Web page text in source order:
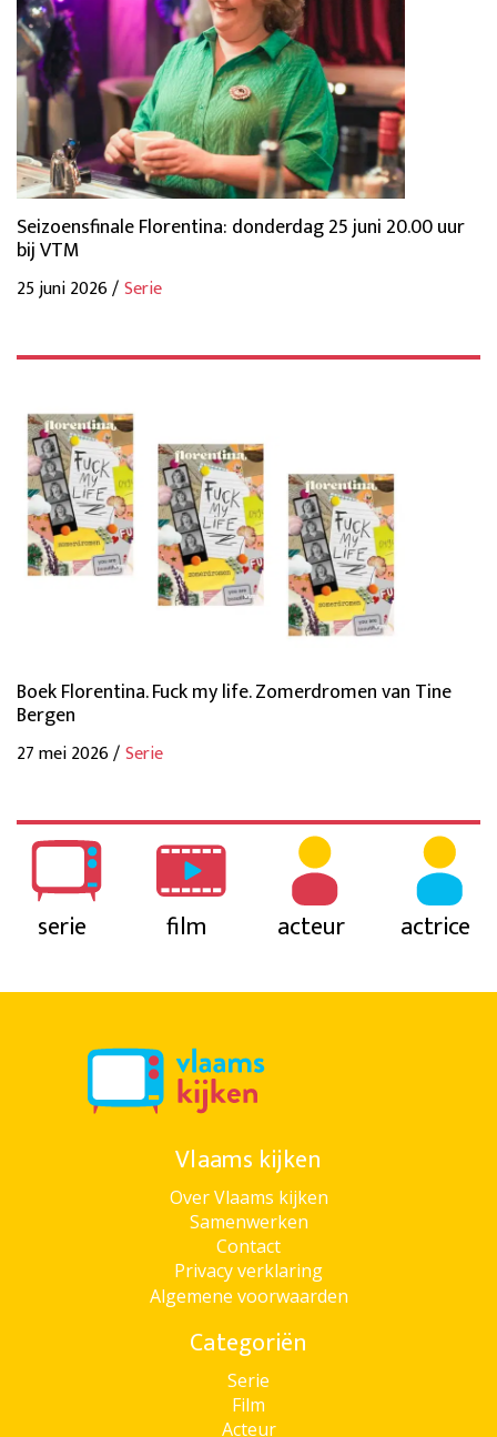
Seizoensfinale Florentina: donderdag 25 juni 20.00 uur
bij VTM
25 juni 2026 /Serie
Boek Florentina. Fuck my life. Zomerdromen van Tine
Bergen
27 mei 2026 /Serie
serie film acteur actrice
Vlaams kijken
Over Vlaams kijken
Samenwerken
Contact
Privacy verklaring
Algemene voorwaarden
Categoriën
Serie
Film
Acteur